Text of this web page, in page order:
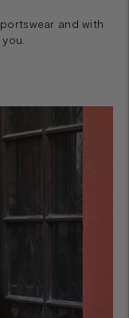
and with